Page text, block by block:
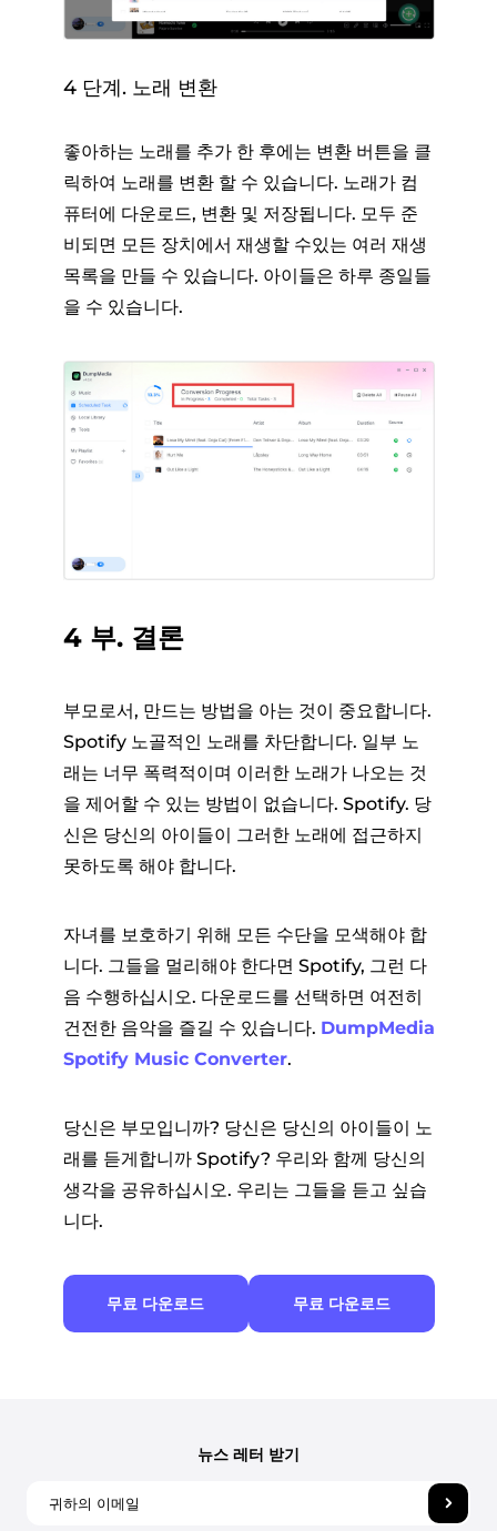
4 단계. 노래 변환
좋아하는 노래를 추가 한 후에는 변환 버튼을 클
릭하여 노래를 변환 할 수 있습니다. 노래가 컴
퓨터에 다운로드, 변환 및 저장됩니다. 모두 준
비되면 모든 장치에서 재생할 수있는 여러 재생
목록을 만들 수 있습니다. 아이들은 하루 종일들
을 수 있습니다.
4 부. 결론
부모로서, 만드는 방법을 아는 것이 중요합니다.
Spotify 노골적인 노래를 차단합니다. 일부 노
래는 너무 폭력적이며 이러한 노래가 나오는 것
을 제어할 수 있는 방법이 없습니다. Spotify. 당
신은 당신의 아이들이 그러한 노래에 접근하지
못하도록 해야 합니다.
자녀를 보호하기 위해 모든 수단을 모색해야 합
니다. 그들을 멀리해야 한다면 Spotify, 그런 다
음 수행하십시오. 다운로드를 선택하면 여전히
건전한 음악을 즐길 수 있습니다. DumpMedia
Spotify Music Converter.
당신은 부모입니까? 당신은 당신의 아이들이 노
래를 듣게합니까 Spotify? 우리와 함께 당신의
생각을 공유하십시오. 우리는 그들을 듣고 싶습
니다.
무료 다운로드 무료 다운로드
뉴스 레터 받기